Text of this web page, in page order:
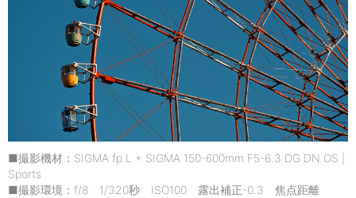
■撮影機材：SIGMA fp L + SIGMA 150-600mm F5-6.3 DG DN OS |
Sports
■撮影環境：f/8 1/320秒 ISO100 露出補正-0.3 焦点距離